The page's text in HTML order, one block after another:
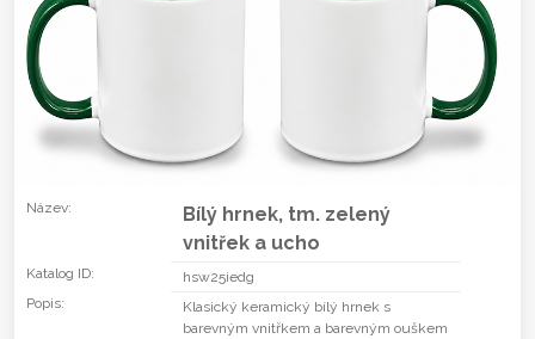
Název:
Bílý hrnek, tm. zelený
vnitřek a ucho
Katalog ID:
hsw25iedg
Popis:
Klasický keramický bílý hrnek s
barevným vnitřkem a barevným ouškem